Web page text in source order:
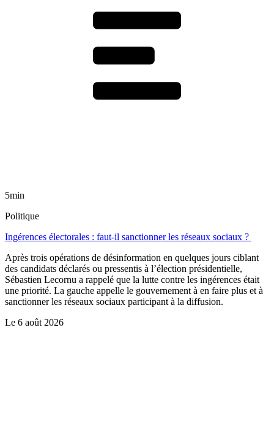
5min
Politique
Ingérences électorales : faut-il sanctionner les réseaux sociaux ?
Après trois opérations de désinformation en quelques jours ciblant
des candidats déclarés ou pressentis à l’élection présidentielle,
Sébastien Lecornu a rappelé que la lutte contre les ingérences était
une priorité. La gauche appelle le gouvernement à en faire plus et à
sanctionner les réseaux sociaux participant à la diffusion.
Le 6 août 2026